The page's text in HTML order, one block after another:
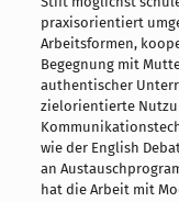
praxisorientiert
Arbeitsformen,
Begegnung mit
authentischer
zielorientierte
wie der English
an
hat die Arbeit mit